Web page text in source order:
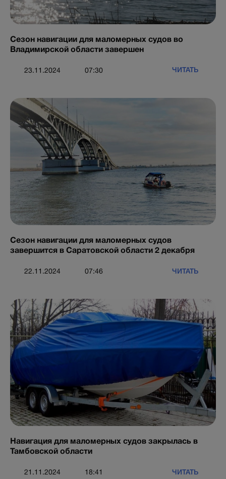
Сезон навигации для маломерных судов во
Владимирской области завершен
23.11.2024 07:30 ЧИТАТЬ
Сезон навигации для маломерных судов
завершится в Саратовской области 2 декабря
22.11.2024 07:46 ЧИТАТЬ
Навигация для маломерных судов закрылась в
Тамбовской области
21.11.2024 18:41 ЧИТАТЬ